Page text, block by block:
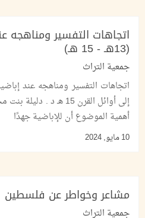
اتجاهات التفسير ومناهجه
(13هـ - 15 هـ)
جمعية التراث
إلى أوائل القرن 15 هـ
أهمية الموضوع أن للإباضية جهدًا
10 مايو, 2024
مشاعر وخواطر عن فلسطين
جمعية التراث